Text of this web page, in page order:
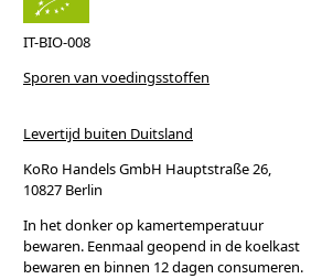
IT-BIO-008
Sporen van voedingsstoffen
Levertijd buiten Duitsland
KoRo Handels GmbH Hauptstraße 26,
10827 Berlin
In het donker op kamertemperatuur
bewaren. Eenmaal geopend in de koelkast
bewaren en binnen 12 dagen consumeren.